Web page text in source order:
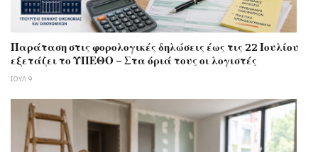
Παράταση στις φορολογικές δηλώσεις έως τις 22 Ιουλίου
εξετάζει το ΥΠΕΘΟ – Στα όριά τους οι λογιστές
ΙΟΥΛ 9